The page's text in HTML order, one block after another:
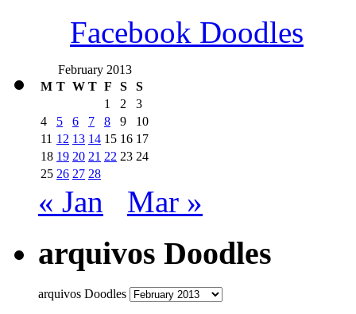
Facebook Doodles
February 2013
M T W T F S
S
1
2
3
4
5 6 7 8 9
10
11 12 13 14 15 16 17
18 19 20 21 22 23 24
25 26 27 28
« Jan Mar »
arquivos Doodles
arquivos Doodles